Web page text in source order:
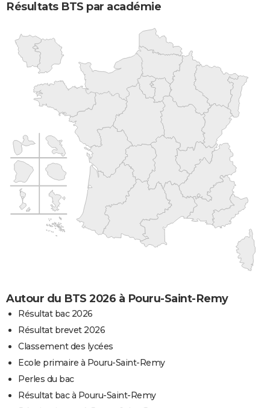
Résultats BTS par académie
Autour du BTS 2026 à Pouru-Saint-Remy
Résultat bac 2026
Résultat brevet 2026
Classement des lycées
Ecole primaire à Pouru-Saint-Remy
Perles du bac
Résultat bac à Pouru-Saint-Remy